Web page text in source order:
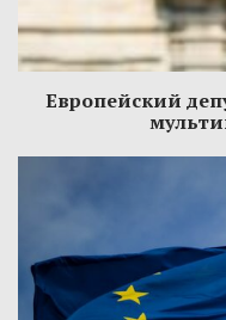
Европейский